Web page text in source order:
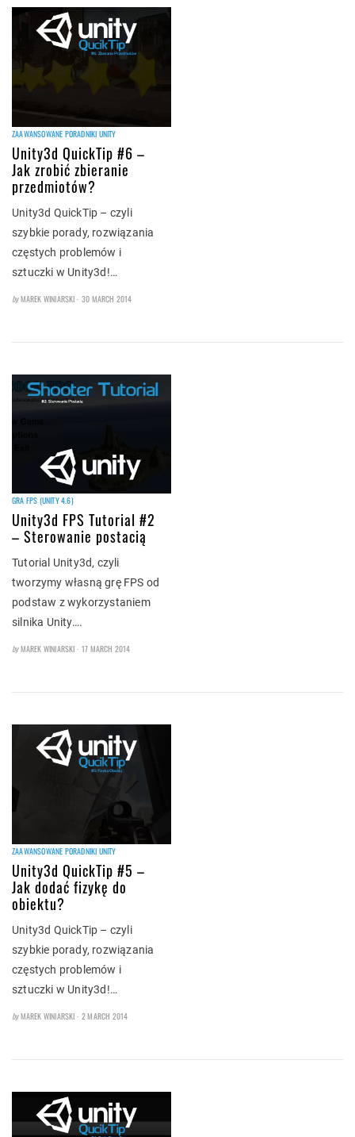
ZAAWANSOWANE PORADNIKI UNITY
Unity3d QuickTip #6 –
Jak zrobić zbieranie
przedmiotów?
Unity3d QuickTip – czyli
szybkie porady, rozwiązania
częstych problemów i
sztuczki w Unity3d!…
byMAREK WINIARSKI POSTED
30 MARCH 2014
GRA FPS (UNITY 4.6)
Unity3d FPS Tutorial #2
– Sterowanie postacią
Tutorial Unity3d, czyli
tworzymy własną grę FPS od
podstaw z wykorzystaniem
silnika Unity….
byMAREK WINIARSKI POSTED
17 MARCH 2014
ZAAWANSOWANE PORADNIKI UNITY
Unity3d QuickTip #5 –
Jak dodać fizykę do
obiektu?
Unity3d QuickTip – czyli
szybkie porady, rozwiązania
częstych problemów i
sztuczki w Unity3d!…
byMAREK WINIARSKI POSTED
2 MARCH 2014